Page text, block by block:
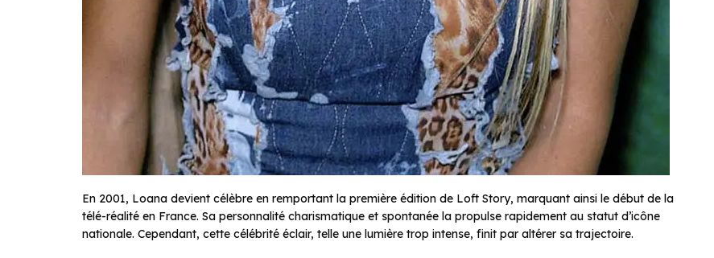
En 2001, Loana devient célèbre en remportant la première édition de Loft Story, marquant ainsi le début de la
télé-réalité en France. Sa personnalité charismatique et spontanée la propulse rapidement au statut d’icône
nationale. Cependant, cette célébrité éclair, telle une lumière trop intense, finit par altérer sa trajectoire.